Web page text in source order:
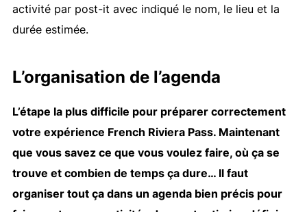
activité par post-it avec indiqué le nom, le lieu et la
durée estimée.
L’organisation de l’agenda
L’étape la plus difficile pour préparer correctement
votre expérience French Riviera Pass. Maintenant
que vous savez ce que vous voulez faire, où ça se
trouve et combien de temps ça dure… Il faut
organiser tout ça dans un agenda bien précis pour